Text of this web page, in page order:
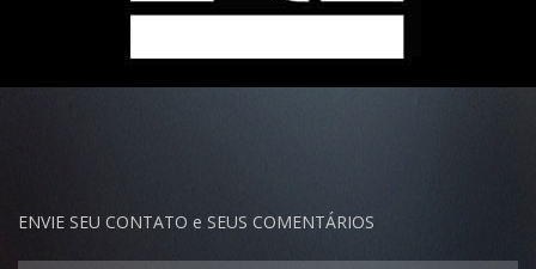
ENVIE SEU CONTATO e SEUS COMENTÁRIOS